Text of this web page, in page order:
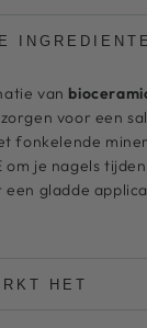
de
a
das
unhas
56
van
voor een
fonkelende
om je nagels
een gladde
HET